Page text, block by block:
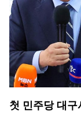
첫 민주당 대